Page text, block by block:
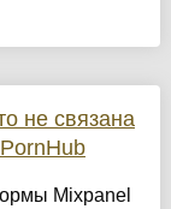
не связана
Mixpanel